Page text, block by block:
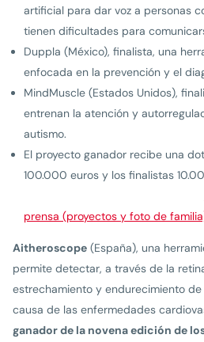
artificial para dar voz a personas
tienen dificultades para
Duppla (México), finalista, una
enfocada en la prevención y el
MindMuscle (Estados Unidos),
entrenan la atención y
autismo.
El proyecto ganador recibe una
100.000 euros y los finalistas
prensa (proyectos y foto de
Aitheroscope (España), una
permite detectar, a través de la
estrechamiento y endurecimiento
causa de las enfermedades
ganador de la novena edición de